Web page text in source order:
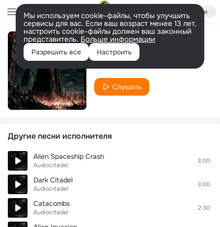
Войти
Мы используем cookie-файлы, чтобы улучшить
сервисы для вас. Если ваш возраст менее 13 лет,
настроить cookie-файлы должен ваш законный
представитель. Больше информации
Разрешить все Настроить
Plague Town
Слушать
Другие песни исполнителя
Alien Spaceship Crash
Audiocitadel
3:00
Dark Citadel
Audiocitadel
3:00
Catacombs
Audiocitadel
2:30